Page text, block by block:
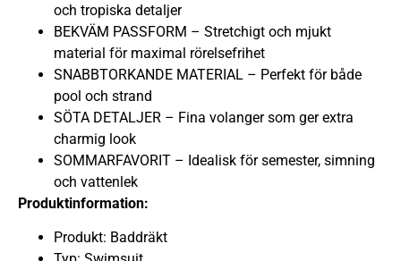
och tropiska detaljer
BEKVÄM PASSFORM – Stretchigt och mjukt
material för maximal rörelsefrihet
SNABBTORKANDE MATERIAL – Perfekt för både
pool och strand
SÖTA DETALJER – Fina volanger som ger extra
charmig look
SOMMARFAVORIT – Idealisk för semester, simning
och vattenlek
Produktinformation:
Produkt: Baddräkt